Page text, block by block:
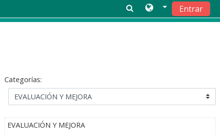
Entrar
Categorías:
EVALUACIÓN Y MEJORA